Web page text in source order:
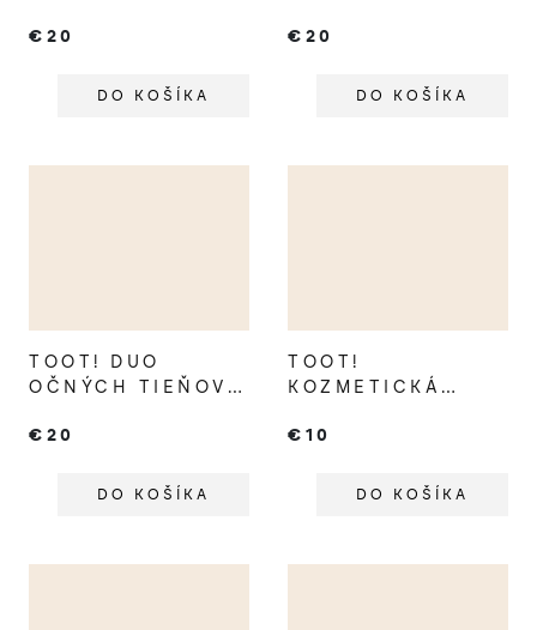
FLAMINGO &
€20
DO KOŠÍKA
CHEETAH &
€20
DO KOŠÍKA
TOOT! DUO
OČNÝCH TIEŇOV
& CHAMELEON
€20
DO KOŠÍKA
TOOT!
KOZMETICKÁ
FLAMINGO
€10
DO KOŠÍKA